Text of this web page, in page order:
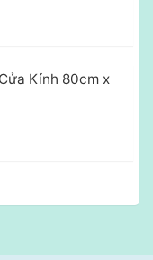
Kính 80cm x